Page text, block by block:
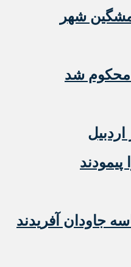
محکوم شد
جاودان آفریدند